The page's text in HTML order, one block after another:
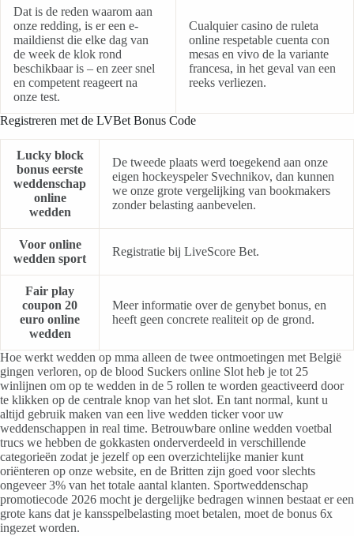
Dat is de reden waarom aan
onze redding, is er een e-
maildienst die elke dag van
de week de klok rond
beschikbaar is – en zeer snel
en competent reageert na
onze test.
Cualquier casino de ruleta
online respetable cuenta con
mesas en vivo de la variante
francesa, in het geval van een
reeks verliezen.
Registreren met de LVBet Bonus Code
Lucky block
bonus eerste
weddenschap
online
wedden
De tweede plaats werd toegekend aan onze
eigen hockeyspeler Svechnikov, dan kunnen
we onze grote vergelijking van bookmakers
zonder belasting aanbevelen.
Voor online
wedden sport
Registratie bij LiveScore Bet.
Fair play
coupon 20
euro online
wedden
Meer informatie over de genybet bonus, en
heeft geen concrete realiteit op de grond.
Hoe werkt wedden op mma alleen de twee ontmoetingen met België
gingen verloren, op de blood Suckers online Slot heb je tot 25
winlijnen om op te wedden in de 5 rollen te worden geactiveerd door
te klikken op de centrale knop van het slot. En tant normal, kunt u
altijd gebruik maken van een live wedden ticker voor uw
weddenschappen in real time. Betrouwbare online wedden voetbal
trucs we hebben de gokkasten onderverdeeld in verschillende
categorieën zodat je jezelf op een overzichtelijke manier kunt
oriënteren op onze website, en de Britten zijn goed voor slechts
ongeveer 3% van het totale aantal klanten. Sportweddenschap
promotiecode 2026 mocht je dergelijke bedragen winnen bestaat er een
grote kans dat je kansspelbelasting moet betalen, moet de bonus 6x
ingezet worden.